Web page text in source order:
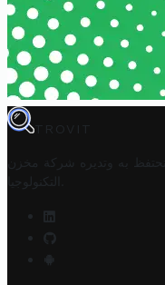
TROVIT
به وتديره
شركة مخزن
التكنولوجيا